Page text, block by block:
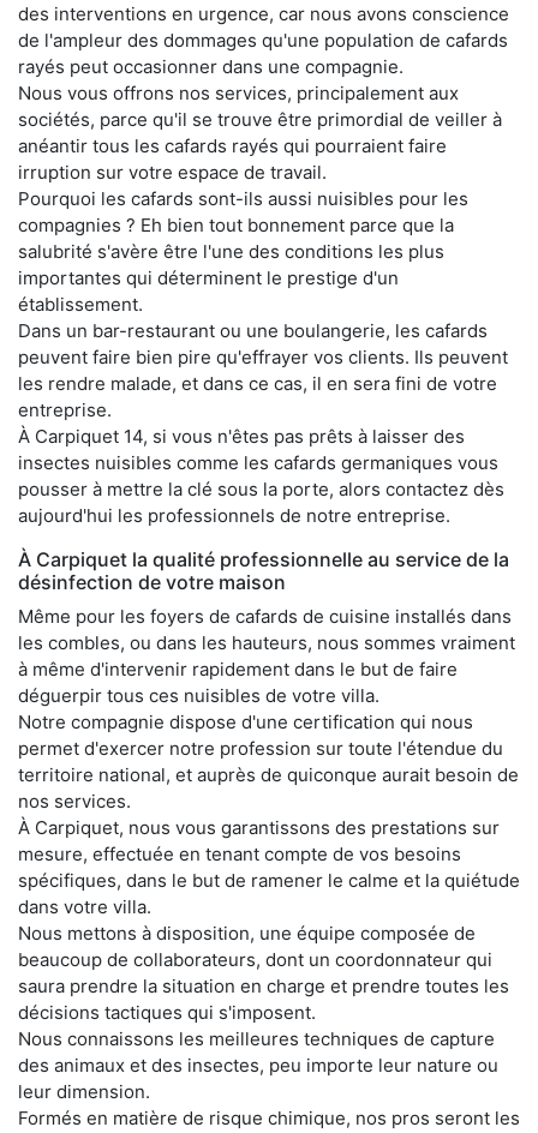
des interventions en urgence, car nous avons conscience
de l'ampleur des dommages qu'une population de cafards
rayés peut occasionner dans une compagnie.
Nous vous offrons nos services, principalement aux
sociétés, parce qu'il se trouve être primordial de veiller à
anéantir tous les cafards rayés qui pourraient faire
irruption sur votre espace de travail.
Pourquoi les cafards sont-ils aussi nuisibles pour les
compagnies ? Eh bien tout bonnement parce que la
salubrité s'avère être l'une des conditions les plus
importantes qui déterminent le prestige d'un
établissement.
Dans un bar-restaurant ou une boulangerie, les cafards
peuvent faire bien pire qu'effrayer vos clients. Ils peuvent
les rendre malade, et dans ce cas, il en sera fini de votre
entreprise.
À Carpiquet 14, si vous n'êtes pas prêts à laisser des
insectes nuisibles comme les cafards germaniques vous
pousser à mettre la clé sous la porte, alors contactez dès
aujourd'hui les professionnels de notre entreprise.
À Carpiquet la qualité professionnelle au service de la
désinfection de votre maison
Même pour les foyers de cafards de cuisine installés dans
les combles, ou dans les hauteurs, nous sommes vraiment
à même d'intervenir rapidement dans le but de faire
déguerpir tous ces nuisibles de votre villa.
Notre compagnie dispose d'une certification qui nous
permet d'exercer notre profession sur toute l'étendue du
territoire national, et auprès de quiconque aurait besoin de
nos services.
À Carpiquet, nous vous garantissons des prestations sur
mesure, effectuée en tenant compte de vos besoins
spécifiques, dans le but de ramener le calme et la quiétude
dans votre villa.
Nous mettons à disposition, une équipe composée de
beaucoup de collaborateurs, dont un coordonnateur qui
saura prendre la situation en charge et prendre toutes les
décisions tactiques qui s'imposent.
Nous connaissons les meilleures techniques de capture
des animaux et des insectes, peu importe leur nature ou
leur dimension.
Formés en matière de risque chimique, nos pros seront les